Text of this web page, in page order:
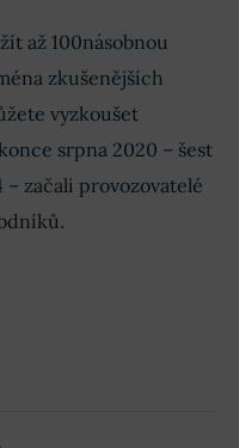
až 100násobnou
zkušenějších
vyzkoušet
srpna 2020 – šest
začali provozovatelé